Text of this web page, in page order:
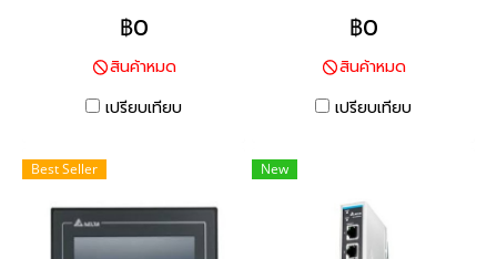
COM และพอร์ต Ethernet
มากกว่าหนึ่งพอร์ต มีฟังก์ชัน
ป้อนข้อมูลหลายภาษา ช่วยให้
ลูกค้าทั่วโลกใช้งานได้ง่าย
฿0
สินค้าหมด
เปรียบเทียบ
อินพุต 12 - 48VDC, รองรับ
IEEE802.3x full/half-duplex,
auto-MDI/MDI-X, พอร์ตเชื่อม
ต่อ RJ45(10/100Base-T(X))
สินค้าแบรนด์เดลต้า จากประเทศ
ไต้หวัน สินค้ารับประกัน 1 ปี
฿0
สินค้าหมด
เปรียบเทียบ
Best Seller New